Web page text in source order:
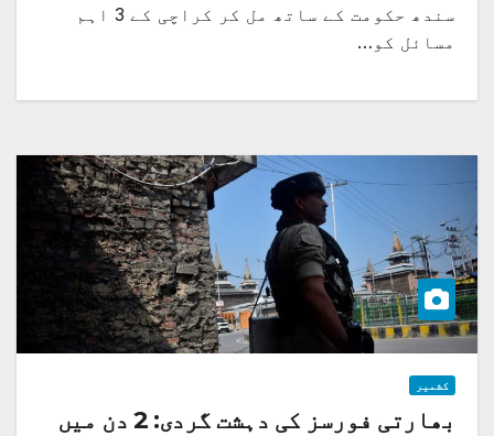
سندھ حکومت کے ساتھ مل کر کراچی کے 3 اہم
مسائل کو…
کشمیر
بھارتی فورسز کی دہشت گردی: 2 دن میں